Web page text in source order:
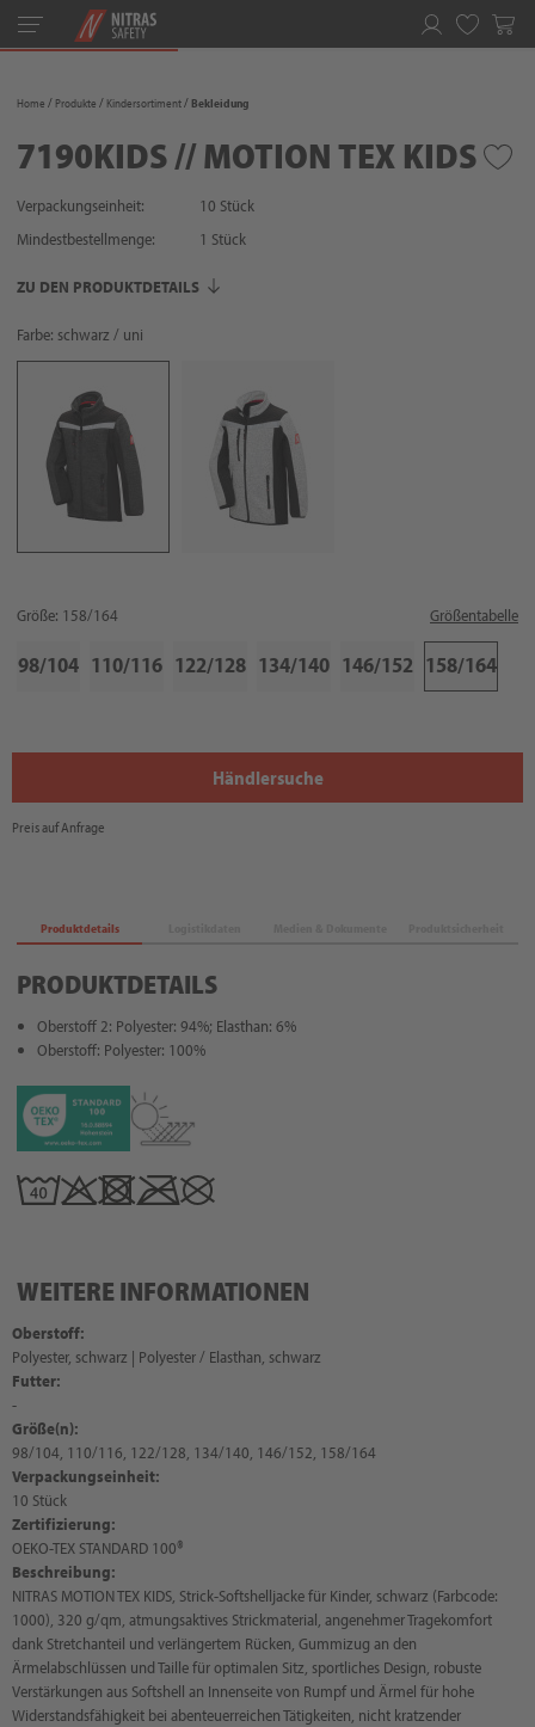
Toggle
navigation
Home Produkte Kindersortiment Bekleidung
7190KIDS // MOTION TEX KIDS
Verpackungseinheit:
10 Stück
Mindestbestellmenge:
1 Stück
ZU DEN PRODUKTDETAILS
Farbe: schwarz / uni
Größe: 158/164 Größentabelle
98/104 110/116 122/128 134/140 146/152 158/164
Händlersuche
Preis auf Anfrage
Produktdetails
PRODUKTDETAILS
Oberstoff 2: Polyester: 94%; Elasthan: 6%
Oberstoff: Polyester: 100%
WEITERE INFORMATIONEN
Oberstoff:
Polyester, schwarz | Polyester / Elasthan, schwarz
Futter:
-
Größe(n):
98/104, 110/116, 122/128, 134/140, 146/152, 158/164
Verpackungseinheit:
10 Stück
Zertifizierung:
OEKO-TEX STANDARD 100®
Beschreibung:
NITRAS MOTION TEX KIDS, Strick-Softshelljacke für Kinder, schwarz (Farbcode:
1000), 320 g/qm, atmungsaktives Strickmaterial, angenehmer Tragekomfort
dank Stretchanteil und verlängertem Rücken, Gummizug an den
Ärmelabschlüssen und Taille für optimalen Sitz, sportliches Design, robuste
Verstärkungen aus Softshell an Innenseite von Rumpf und Ärmel für hohe
Widerstandsfähigkeit bei abenteuerreichen Tätigkeiten, nicht kratzender